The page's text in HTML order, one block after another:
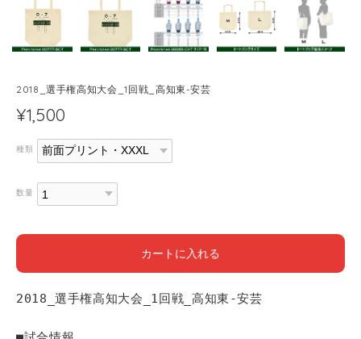
2018_選手権高知大会_1回戦_高知東-安芸
¥1,500
種類
数量
カートに入れる
2018_選手権高知大会_1回戦_高知東-安芸